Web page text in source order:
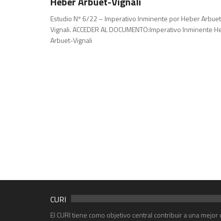
Estudio Nº 6/22 – Imperativo Inminente por Heber
Vignali. ACCEDER AL DOCUMENTO:Imperativo Inminente
Arbuet-Vignali
CURI
El CURI tiene como objetivo central contribuir a una